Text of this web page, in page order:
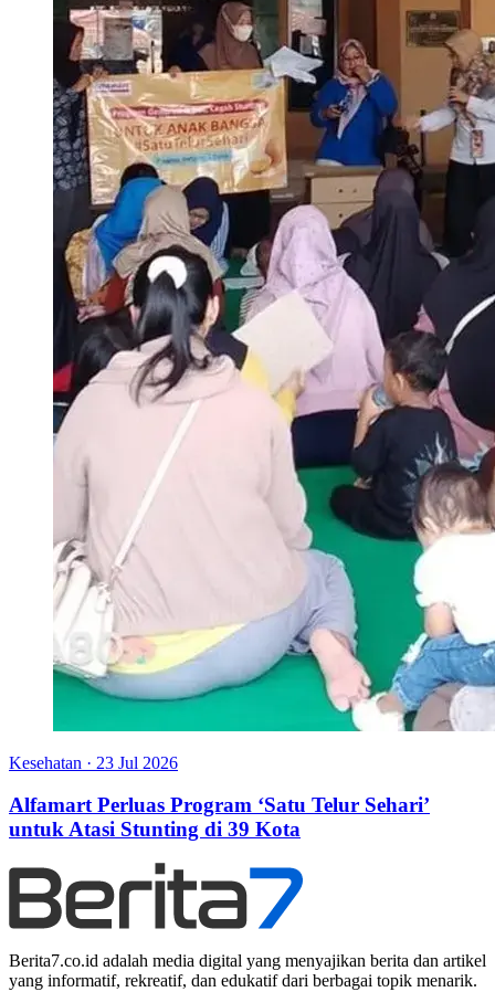
Kesehatan · 23 Jul 2026
Alfamart Perluas Program ‘Satu Telur Sehari’
untuk Atasi Stunting di 39 Kota
Berita7.co.id adalah media digital yang menyajikan berita dan artikel
yang informatif, rekreatif, dan edukatif dari berbagai topik menarik.